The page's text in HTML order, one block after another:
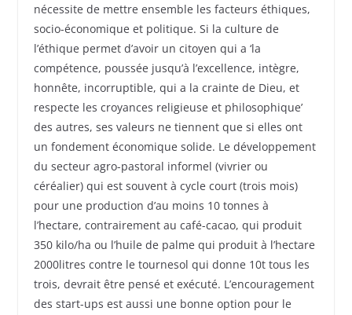
nécessite de mettre ensemble les facteurs éthiques,
socio-économique et politique. Si la culture de
l’éthique permet d’avoir un citoyen qui a ‘la
compétence, poussée jusqu’à l’excellence, intègre,
honnête, incorruptible, qui a la crainte de Dieu, et
respecte les croyances religieuse et philosophique’
des autres, ses valeurs ne tiennent que si elles ont
un fondement économique solide. Le développement
du secteur agro-pastoral informel (vivrier ou
céréalier) qui est souvent à cycle court (trois mois)
pour une production d’au moins 10 tonnes à
l’hectare, contrairement au café-cacao, qui produit
350 kilo/ha ou l’huile de palme qui produit à l’hectare
2000litres contre le tournesol qui donne 10t tous les
trois, devrait être pensé et exécuté. L’encouragement
des start-ups est aussi une bonne option pour le